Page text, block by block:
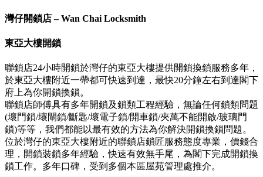
灣仔開鎖店 – Wan Chai Locksmith
東亞大樓開鎖
聯鎖店24小時開鎖於灣仔的東亞大樓提供開鎖換鎖服務多年，
於東亞大樓附近一帶都可快速到達，最快20分鐘左右到達閣下
府上為你開鎖換鎖。
聯鎖店師傅具有多年開鎖及鎖類工程經驗，無論任何鎖類問題
(壞門鎖/壞閘鎖/斷匙/壞電子鎖/開車鎖/夾萬不能開啟/玻璃門
鎖)等等，我們都能以最有效的方法為你解決開鎖換鎖問題。
位於灣仔的東亞大樓附近的聯鎖店鎖匠服務態度專業，價錢合
理，開鎖裝鎖多年經驗，快速有效無手尾，為閣下完成開鎖換
鎖工作。多年口碑，受到多個本區屋苑管理處推介。